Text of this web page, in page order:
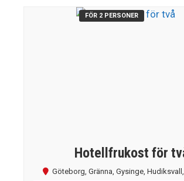
FÖR 2 PERSONER
Hotellfrukost för
Göteborg, Gränna, Gysinge, Hudiksvall ,